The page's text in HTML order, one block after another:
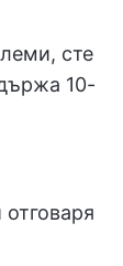
сте
10-